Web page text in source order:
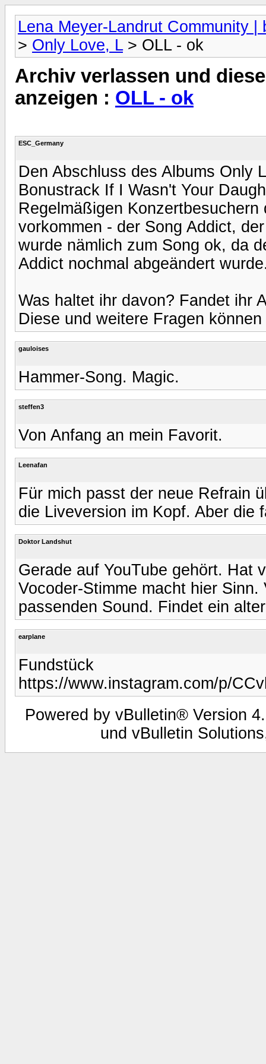
Lena Meyer-Landrut Community |
> Only Love, L> OLL - ok
Archiv verlassen und
anzeigen : OLL - ok
ESC_Germany
Den Abschluss des Albums Only
Bonustrack If I Wasn't Your
Regelmäßigen
vorkommen - der Song Addict,
wurde nämlich zum Song ok, da
Addict nochmal abgeändert
Was haltet ihr davon? Fandet ihr
Diese und weitere Fragen
gauloises
Hammer-Song. Magic.
steffen3
Von Anfang an mein Favorit.
Leenafan
Für mich passt der neue Refrain
die Liveversion im Kopf. Aber die
Doktor Landshut
Gerade auf YouTube gehört. Hat
Vocoder-Stimme macht hier
passenden Sound. Findet ein
earplane
Fundstück
https://www.instagram.com/p/
Powered by vBulletin® Version
und vBulletin